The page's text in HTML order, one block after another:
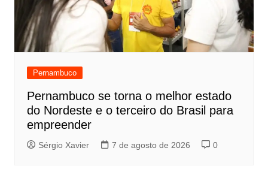
Pernambuco
Pernambuco se torna o melhor estado
do Nordeste e o terceiro do Brasil para
empreender
Sérgio Xavier 7 de agosto de 2026 0